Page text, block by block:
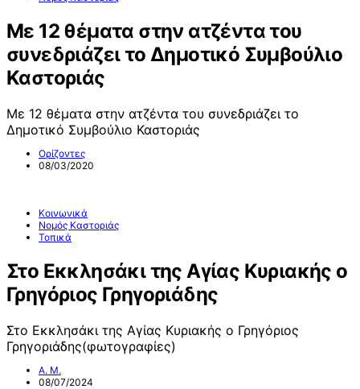
Με 12 θέματα στην ατζέντα του
συνεδριάζει το Δημοτικό Συμβούλιο
Καστοριάς
Με 12 θέματα στην ατζέντα του συνεδριάζει το
Δημοτικό Συμβούλιο Καστοριάς
Ορίζοντες
08/03/2020
Κοινωνικά
Νομός Καστοριάς
Τοπικά
Στο Εκκλησάκι της Αγίας Κυριακής ο
Γρηγόριος Γρηγοριάδης
Στο Εκκλησάκι της Αγίας Κυριακής ο Γρηγόριος
Γρηγοριάδης(φωτογραφίες)
Α. Μ.
08/07/2024